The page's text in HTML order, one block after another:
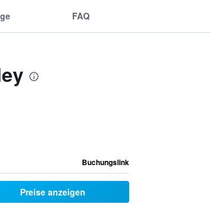
FAQ
Buchungslink
Preise anzeigen